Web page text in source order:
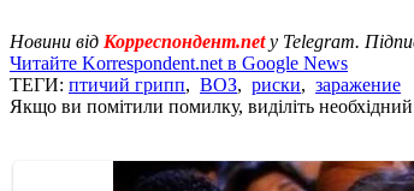
Новини від Корреспондент.netу Telegram.
Читайте Korrespondent.net в Google News
ТЕГИ: птичий грипп, ВОЗ, риски, заражение
Якщо ви помітили помилку, виділіть